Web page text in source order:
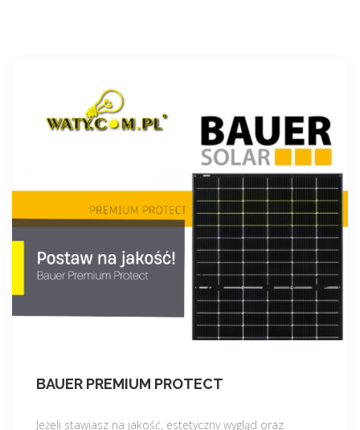
BAUER PREMIUM PROTECT
Jeżeli stawiasz na jakość, estetyczny wygląd oraz